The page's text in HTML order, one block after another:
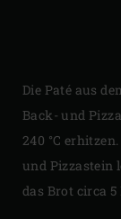
Die Paté aus
Back- und
240 °C
und Pizzastein
das Brot circa